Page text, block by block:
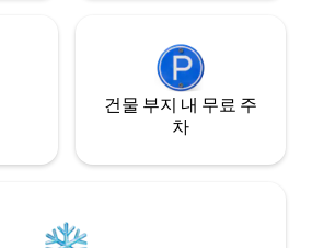
건물 부지 내 무료 주
차